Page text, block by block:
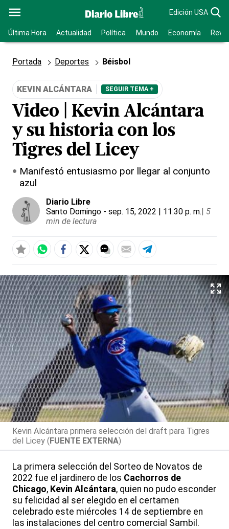
Edición USA
Última Hora Actualidad Política Mundo Economía
Portada Deportes Béisbol
KEVIN ALCÁNTARA SEGUIR TEMA +
Video | Kevin Alcántara
y su historia con los
Tigres del Licey
Manifestó entusiasmo por llegar al conjunto
azul
Diario Libre
Santo Domingo - sep. 15, 2022 | 11:30 p. m.| 5
min de lectura
Kevin Alcántara primera selección del draft para Tigres
del Licey (FUENTE EXTERNA)
La primera selección del Sorteo de Novatos de
2022 fue el jardinero de los Cachorros de
Chicago, Kevin Alcántara, quien no pudo esconder
su felicidad al ser elegido en el certamen
celebrado este miércoles 14 de septiembre en
las instalaciones del centro comercial Sambil.